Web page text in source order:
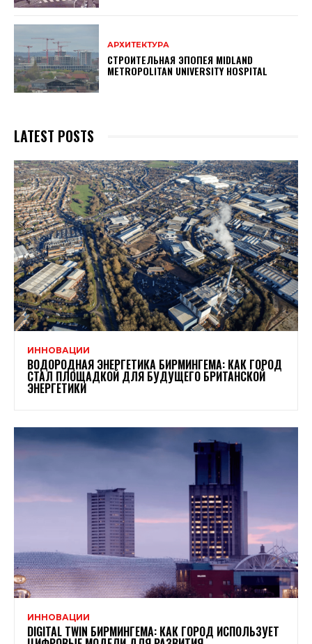
АРХИТЕКТУРА
СТРОИТЕЛЬНАЯ ЭПОПЕЯ MIDLAND
METROPOLITAN UNIVERSITY HOSPITAL
LATEST POSTS
ИННОВАЦИИ
ВОДОРОДНАЯ ЭНЕРГЕТИКА БИРМИНГЕМА: КАК ГОРОД
СТАЛ ПЛОЩАДКОЙ ДЛЯ БУДУЩЕГО БРИТАНСКОЙ
ЭНЕРГЕТИКИ
ИННОВАЦИИ
DIGITAL TWIN БИРМИНГЕМА: КАК ГОРОД ИСПОЛЬЗУЕТ